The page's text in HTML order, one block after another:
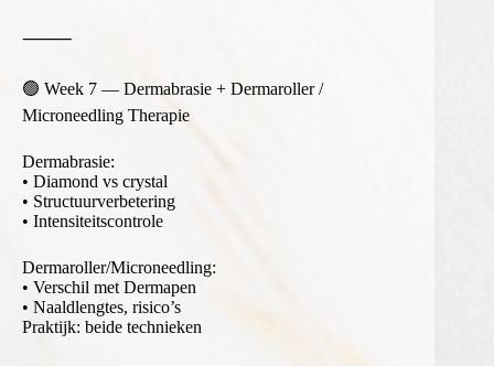
⸻
🟢 Week 7 — Dermabrasie + Dermaroller /
Microneedling Therapie
Dermabrasie:
• Diamond vs crystal
• Structuurverbetering
• Intensiteitscontrole
Dermaroller/Microneedling:
• Verschil met Dermapen
• Naaldlengtes, risico’s
Praktijk: beide technieken